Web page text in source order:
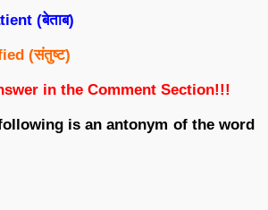
(बेताब)
(संतुष्ट)
in the Comment Section!!!
is an antonym of the word